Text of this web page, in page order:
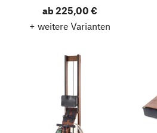
ab 225,00 €
+ weitere Varianten